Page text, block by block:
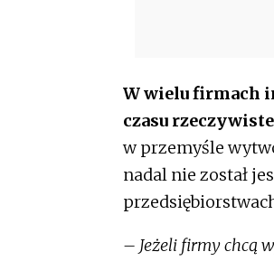
W wielu firmach
czasu
w przemyśle
nadal nie został
– Jeżeli firmy chcą